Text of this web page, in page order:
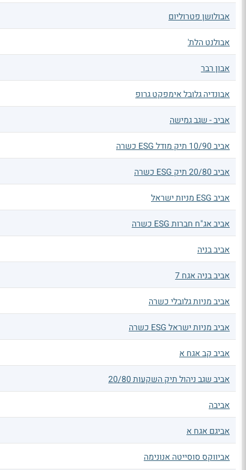
אבולושן פטרוליום
אבולנט הלת'
אבון רבר
אבונדיה גלובל אימפקט גרופ
אביב - שגב גמישה
אביב 10/90 תיק מודל ESG כשרה
אביב 20/80 תיק ESG כשרה
אביב ESG מניות ישראל
אביב אג"ח חברות ESG כשרה
אביב בניה
אביב בניה אגח 7
אביב מניות גלובלי כשרה
אביב מניות ישראל ESG כשרה
אביב קב אגח א
אביב שגב ניהול תיק השקעות 20/80
אביבה
אביגם אגח א
אביווקס סוסייטה אנונימה